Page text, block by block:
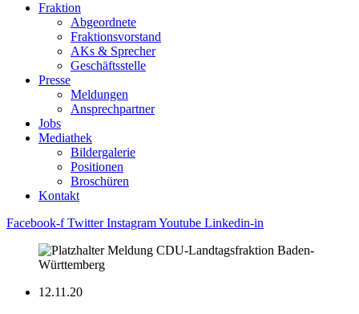
Fraktion
Abgeordnete
Fraktions­vorstand
AKs & Sprecher
Geschäftsstelle
Presse
Meldungen
Ansprechpartner
Jobs
Mediathek
Bildergalerie
Positionen
Broschüren
Kontakt
Facebook-f Twitter InstagramYoutube Linkedin-in
12.11.20